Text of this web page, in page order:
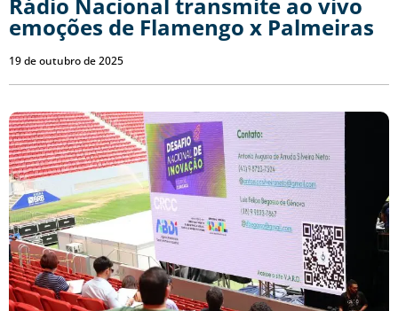
emoções de Flamengo x Palmeiras
19 de outubro de 2025